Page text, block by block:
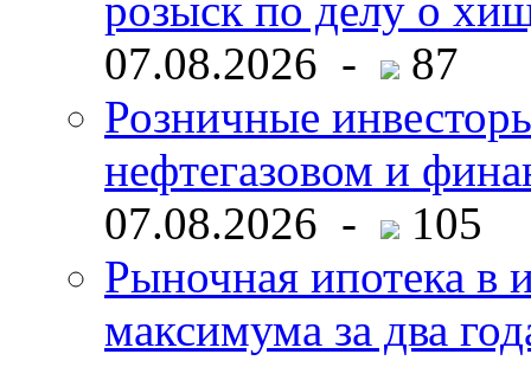
07.08.2026 -
87
Розничные
нефтегазовом и
07.08.2026 -
105
Рыночная ипотека в
максимума за два